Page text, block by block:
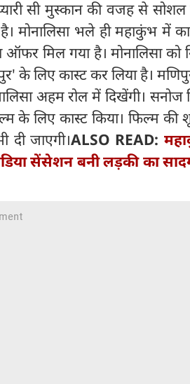
सी मुस्कान की वजह से सोशल
मोनालिसा भले ही महाकुंभ में
मिल गया है। मोनालिसा को
के लिए कास्ट कर लिया है।
अहम रोल में दिखेंगी। सनोज
के लिए कास्ट किया। फिल्म की
दी जाएगी।ALSO READ:
सेंसेशन बनी लड़की का